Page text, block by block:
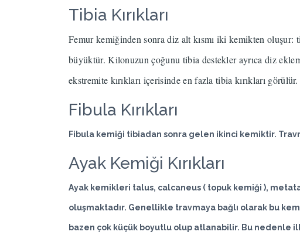
Tibia Kırıkları
Femur kemiğinden sonra diz alt kısmı iki kemikten oluşur:
büyüktür.Kilonuzun çoğunu tibia destekler ayrıca diz
ekstremite kırıkları içerisinde en fazla tibia kırıkları görülür.
Fibula Kırıkları
Fibula kemiği tibiadan sonra gelen ikinci kemiktir.
Ayak Kemiği Kırıkları
Ayak kemikleri talus, calcaneus ( topuk kemiği ),
oluşmaktadır. Genellikle travmaya bağlı olarak bu
bazen çok küçük boyutlu olup atlanabilir. Bu nedenle